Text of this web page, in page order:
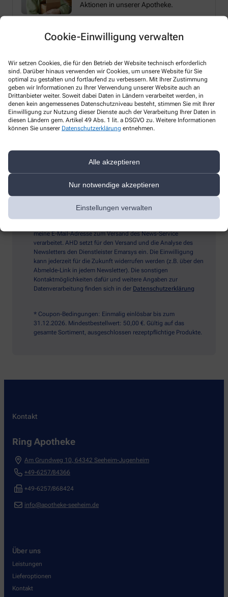
Cookie-Einwilligung verwalten
Wir setzen Cookies, die für den Betrieb der Website technisch erforderlich
sind. Darüber hinaus verwenden wir Cookies, um unsere Website für Sie
optimal zu gestalten und fortlaufend zu verbessern. Mit Ihrer Zustimmung
geben wir Informationen zu Ihrer Verwendung unserer Website auch an
Drittanbieter weiter. Soweit dabei Daten in Ländern verarbeitet werden, in
denen kein angemessenes Datenschutzniveau besteht, stimmen Sie mit Ihrer
Einwilligung zur Nutzung dieser Dienste auch der Verarbeitung Ihrer Daten in
diesen Ländern gem. Artikel 49 Abs. 1 lit. a DSGVO zu. Weitere Informationen
können Sie unserer Datenschutzerklärung entnehmen.
Alle akzeptieren
Nur notwendige akzeptieren
Einstellungen verwalten
Aktionen in unserer Apotheke.
Melden Sie sich hier an und sichern Sie sich
Ihren 10% Gutschein* für unsere Apotheke
Sind Sie ein Mensch? Dann wählen Sie bitteden Stern
Ich möchte den im Namen meiner Apotheke versandten News-
meine E-Mail-Adresse zum Versand des News-Service
verarbeitet. AHD setzt für den Versand und die Analyse des
Newsletters den Dienstleister Emarsys ein. Die Einwilligung
kann jederzeit für die Zukunft widerrufen werden (z.B. über den
Abmelde-Link in jedem Newsletter). Die sonstigen
Kontaktmöglichkeiten dafür und weitere Angaben zur
Datenverarbeitung finden sich in der Datenschutzerklärung
* Coupon-Bedingungen: Einmalig einlösbar bis zum
31.12.2026. Mindestbestellwert: 50,00 €. Gültig auf das
gesamte Sortiment, ausgeschlossen rezeptpflichtige Produkte.
Kontakt
Ring Apotheke
Am Grundweg 10, 64342 Seeheim-Jugenheim
+49-6257/84366
+49-6257/868424
info@apotheke-seeheim.de
Über uns
Leistungen
Lieferoptionen
Kontakt